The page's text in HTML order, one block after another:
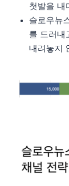
첫발을 내
슬로우뉴
를 드러내
내려놓지